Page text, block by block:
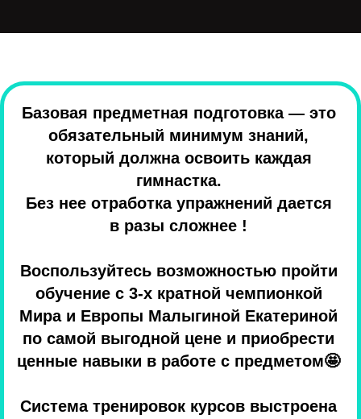
Базовая предметная подготовка — это
обязательный минимум знаний,
который должна освоить каждая
гимнастка.
Без нее отработка упражнений дается
в разы сложнее !
Воспользуйтесь возможностью пройти
обучение с 3-х кратной чемпионкой
Мира и Европы Малыгиной Екатериной
по самой выгодной цене и приобрести
ценные навыки в работе с предметом🤩
Система тренировок курсов выстроена